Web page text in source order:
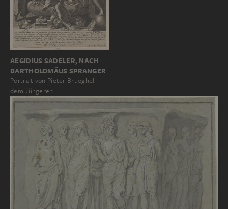
AEGIDIUS SADELER, NACH
BARTHOLOMÄUS SPRANGER
Portrait von Pieter Brueghel
dem Jüngeren